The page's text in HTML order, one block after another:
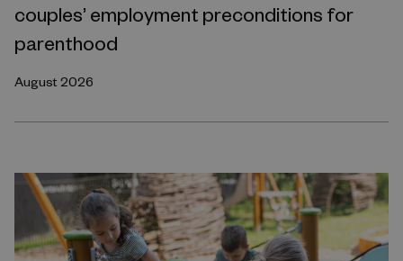
couples’ employment preconditions for
parenthood
August 2026